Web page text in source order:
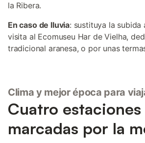
la Ribera.
En caso de lluvia: sustituya la subida
visita al Ecomuseu Har de Vielha,
tradicional aranesa, o por unas
Clima y mejor época para
Cuatro estaciones
marcadas por la